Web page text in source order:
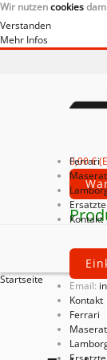
Wir nutzencookies
Verstanden
Mehr Infos
0,00 €
Email:
Kontakt
Ferrari
Ferrari
Kontakt
Startseite